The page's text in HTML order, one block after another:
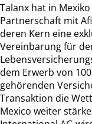
Talanx hat in
Partnerschaft mit
deren Kern eine
Vereinbarung für
dem Erwerb von
gehörenden
Transaktion die
Mexico weiter